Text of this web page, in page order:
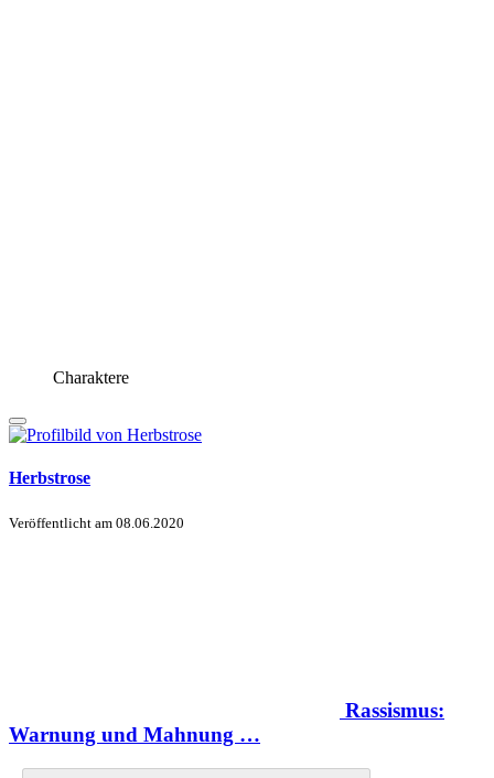
Charaktere
Herbstrose
Veröffentlicht am 08.06.2020
Rassismus:
Warnung und Mahnung …